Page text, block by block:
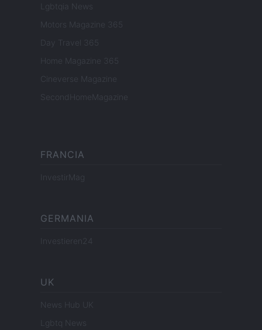
Lgbtqia News
Motors Magazine 365
Day Travel 365
Home Magazine 365
Cineverse Magazine
SecondHomeMagazine
FRANCIA
InvestirMag
GERMANIA
Investieren24
UK
News Hub UK
Lgbtq News